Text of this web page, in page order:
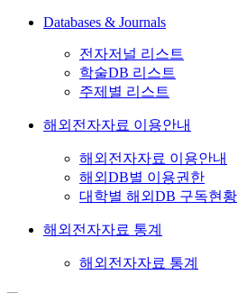
Databases & Journals
전자저널 리스트
학술DB 리스트
주제별 리스트
해외전자자료 이용안내
해외전자자료 이용안내
해외DB별 이용권한
대학별 해외DB 구독현황
해외전자자료 통계
해외전자자료 통계